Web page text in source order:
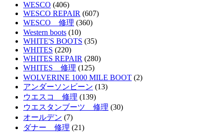
WESCO (406)
WESCO REPAIR (607)
WESCO 修理 (360)
Western boots (10)
WHITE'S BOOTS (35)
WHITES (220)
WHITES REPAIR (280)
WHITES 修理 (125)
WOLVERINE 1000 MILE BOOT (2)
アンダーソンビーン (13)
ウエスコ 修理 (139)
ウエスタンブーツ 修理 (30)
オールデン (7)
ダナー 修理 (21)